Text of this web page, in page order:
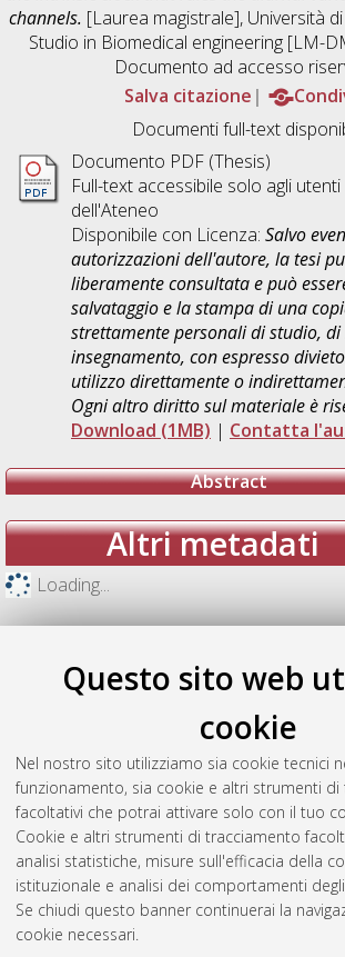
Questo sito web
cookie
Nel nostro sito utilizziamo sia cookie tecnici
funzionamento, sia cookie e altri strumenti
facoltativi che potrai attivare solo con il tuo
Cookie e altri strumenti di tracciamento
analisi statistiche, misure sull'efficacia della
istituzionale e analisi dei comportamenti
Se chiudi questo banner continuerai la
cookie necessari.
channels. [Laurea magistrale], Università
Studio in Biomedical engineering [LM-
Documento ad accesso
Salva citazione
Documenti full-text
Documento PDF (Thesis)
Full-text accessibile solo agli
dell'Ateneo
Disponibile con Licenza: Salvo
autorizzazioni dell'autore, la tesi
liberamente consultata e può
salvataggio e la stampa di una
strettamente personali di studio, di
insegnamento, con espresso
utilizzo direttamente o
Ogni altro diritto sul materiale è
Download (1MB) | Contatta
Abstract
Altri metadati
Loading...
Gestione del documento: